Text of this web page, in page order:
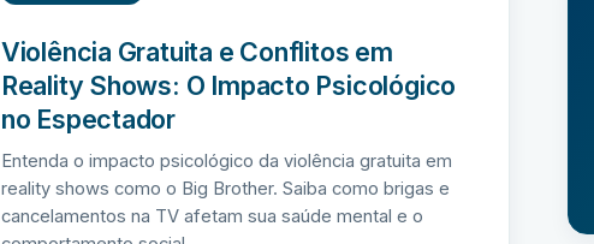
Violência Gratuita e Conflitos em
Reality Shows: O Impacto Psicológico
no Espectador
Entenda o impacto psicológico da violência gratuita em
reality shows como o Big Brother. Saiba como brigas e
cancelamentos na TV afetam sua saúde mental e o